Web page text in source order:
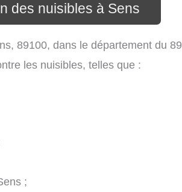
des nuisibles à Sens
89100, dans le département du 89
les nuisibles, telles que :
;